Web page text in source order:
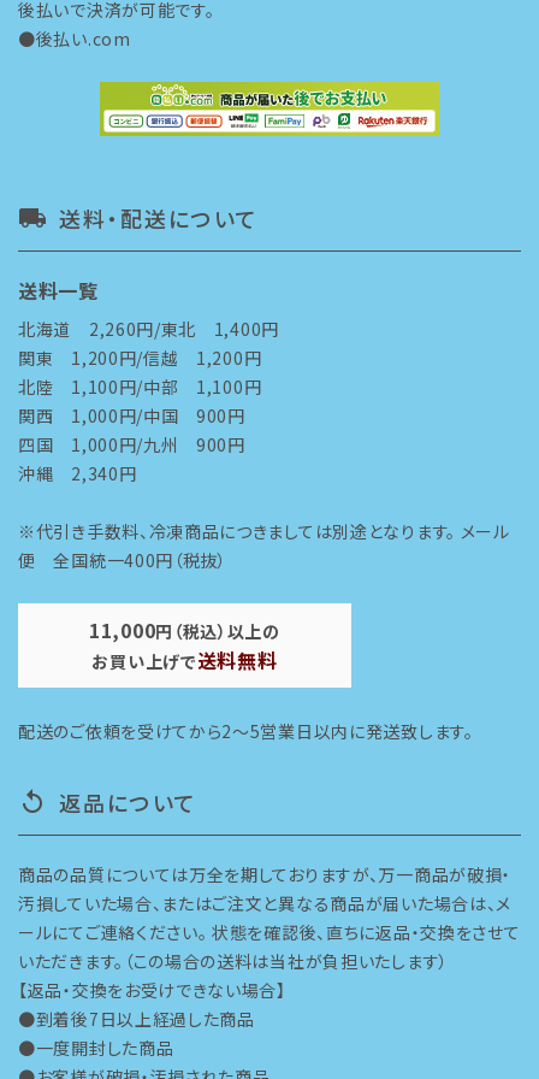
後払いで決済が可能です。
●後払い.com
local_shipping 送料・配送について
送料一覧
北海道 2,260円/東北 1,400円
関東 1,200円/信越 1,200円
北陸 1,100円/中部 1,100円
関西 1,000円/中国 900円
四国 1,000円/九州 900円
沖縄 2,340円
※代引き手数料、冷凍商品につきましては別途となります。 メール
便 全国統一400円（税抜）
11,000円（税込）以上の
お買い上げで送料無料
配送のご依頼を受けてから2～5営業日以内に発送致します。
replay 返品について
商品の品質については万全を期しておりますが、万一商品が破損・
汚損していた場合、またはご注文と異なる商品が届いた場合は、メ
ールにてご連絡ください。 状態を確認後、直ちに返品・交換をさせて
いただきます。（この場合の送料は当社が負担いたします）
【返品・交換をお受けできない場合】
●到着後7日以上経過した商品
●一度開封した商品